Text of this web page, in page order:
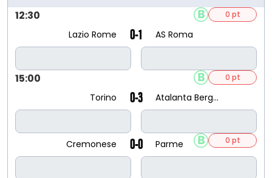
12:30
Lazio Rome AS Roma
0-1
0 pt
15:00
Torino Atalanta Bergame
0-3
0 pt
Cremonese Parme
0-0 0 pt